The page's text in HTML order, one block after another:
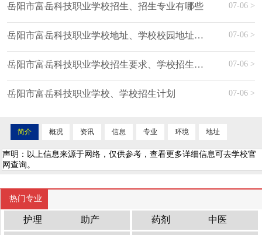
岳阳市富岳科技职业学校招生、招生专业有哪些 07-06 >
岳阳市富岳科技职业学校地址、学校校园地址在哪里 07-06 >
岳阳市富岳科技职业学校招生要求、学校招生要求 07-06 >
岳阳市富岳科技职业学校、学校招生计划 07-06 >
简介 概况 资讯 信息 专业 环境 地址
声明：以上信息来源于网络，仅供参考，查看更多详细信息可去学校官
网查询。
热门专业
护理 助产 药剂 中医